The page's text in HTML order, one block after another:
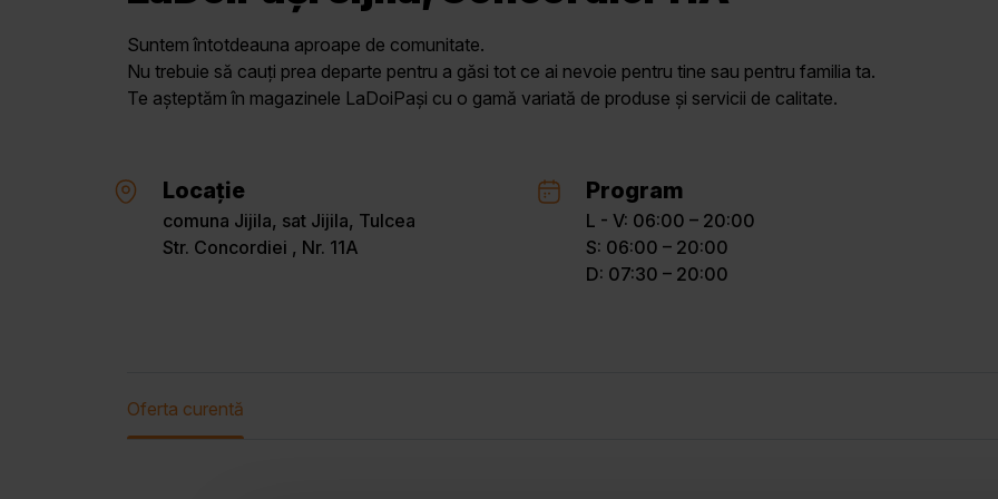
Suntem întotdeauna aproape de comunitate.
Nu trebuie să cauți prea departe pentru a găsi tot ce ai nevoie pentru tine sau pentru familia ta.
Te așteptăm în magazinele LaDoiPași cu o gamă variată de produse și servicii de calitate.
Locație
comuna Jijila, sat Jijila, Tulcea
Str. Concordiei , Nr. 11A
Program
L - V: 06:00 – 20:00
S: 06:00 – 20:00
D: 07:30 – 20:00
Oferta curentă